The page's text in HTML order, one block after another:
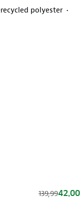
polyester
139,9942,00